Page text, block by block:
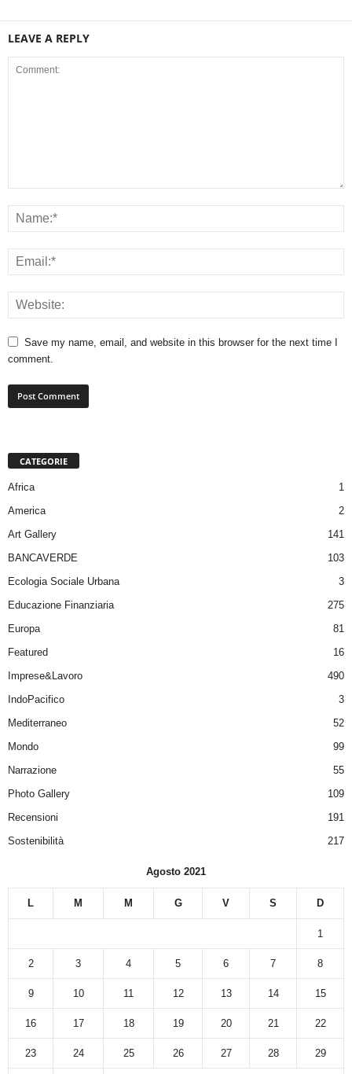
LEAVE A REPLY
Save my name, email, and website in this browser for the next time I
comment.
CATEGORIE
Africa
1
America
2
Art Gallery
141
BANCAVERDE
103
Ecologia Sociale Urbana
3
Educazione Finanziaria
275
Europa
81
Featured
16
Imprese&Lavoro
490
IndoPacifico
3
Mediterraneo
52
Mondo
99
Narrazione
55
Photo Gallery
109
Recensioni
191
Sostenibilità
217
Agosto 2021
L M M G V S D
1
2 3 4 5 6 7 8
9 10 11 12 13 14 15
16 17 18 19 20 21 22
23 24 25 26 27 28 29